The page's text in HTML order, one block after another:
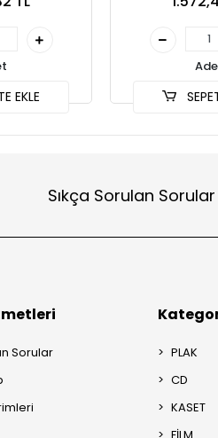
EKLE
Sıkça Sorulan Sorular
Sorular
PLAK
CD
KASET